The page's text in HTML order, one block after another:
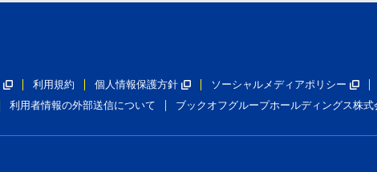
利用規約 個人情報保護方針
ソーシャルメディアポリシー
利用者情報の外部送信について ブックオフグループホールディングス株式